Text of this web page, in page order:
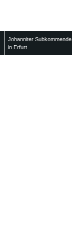
Johanniter
in Erfurt